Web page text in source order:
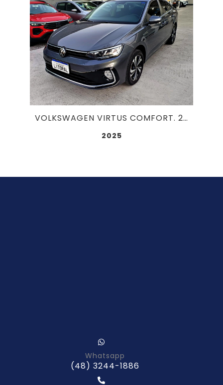
VOLKSWAGEN VIRTUS COMFORT. 200 TSI FLEX AUT 1.0
2025
Whatsapp
(48) 3244-1886